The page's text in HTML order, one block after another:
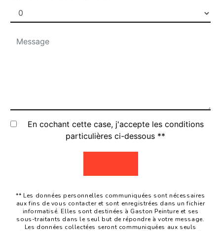
En cochant cette case, j'accepte les conditions
particulières ci-dessous **
** Les données personnelles communiquées sont nécessaires
aux fins de vous contacter et sont enregistrées dans un fichier
informatisé. Elles sont destinées à Gaston Peinture et ses
sous-traitants dans le seul but de répondre à votre message.
Les données collectées seront communiquées aux seuls